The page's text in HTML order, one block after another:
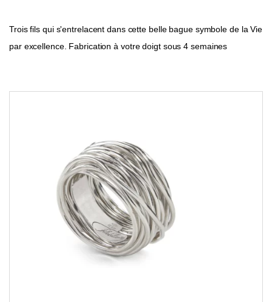
Trois fils qui s'entrelacent dans cette belle bague symbole de la Vie
par excellence. Fabrication à votre doigt sous 4 semaines